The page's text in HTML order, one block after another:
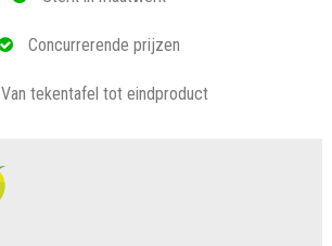
Concurrerende prijzen
Van tekentafel tot eindproduct